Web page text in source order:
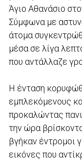
Άγιο Αθανάσιο
Σύμφωνα με
άτομα
μέσα σε λίγα
που αντάλλαζε
Η ένταση
εμπλεκόμενους
προκαλώντας
την ώρα
βγήκαν έντρομοι
εικόνες που